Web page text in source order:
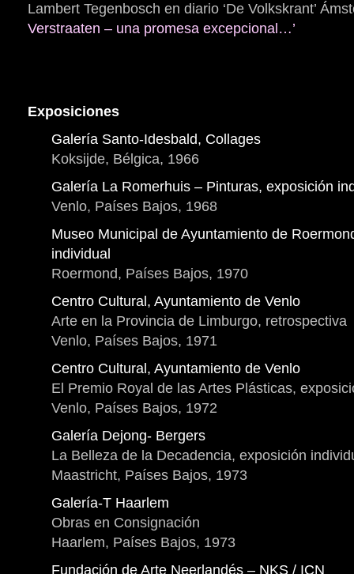
Lambert Tegenbosch en diario ‘De Volkskrant’
Verstraaten – una promesa excepcional…’
Exposiciones
Galería Santo-Idesbald, Collages
Koksijde, Bélgica, 1966
Galería La Romerhuis – Pinturas, exposición
Venlo, Países Bajos, 1968
Museo Municipal de Ayuntamiento de
individual
Roermond, Países Bajos, 1970
Centro Cultural, Ayuntamiento de Venlo
Arte en la Provincia de Limburgo, retrospectiva
Venlo, Países Bajos, 1971
Centro Cultural, Ayuntamiento de Venlo
El Premio Royal de las Artes Plásticas,
Venlo, Países Bajos, 1972
Galería Dejong- Bergers
La Belleza de la Decadencia, exposición
Maastricht, Países Bajos, 1973
Galería-T Haarlem
Obras en Consignación
Haarlem, Países Bajos, 1973
Fundación de Arte Neerlandés – NKS / ICN